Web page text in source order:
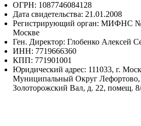
ОГРН: 1087746084128
Дата свидетельства: 21.01.2008
Регистрирующий орган: МИФНС
Москве
Ген. Директор: Глобенко Алексей
ИНН: 7719666360
КПП: 771901001
Юридический адрес: 111033, г.
Муниципальный Округ Лефортово,
Золоторожский Вал, д. 22, помещ.